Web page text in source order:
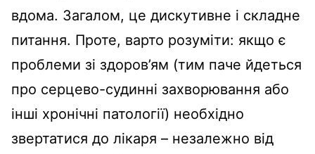
вдома. Загалом, це дискутивне і складне
питання. Проте, варто розуміти: якщо є
проблеми зі здоров’ям (тим паче йдеться
про серцево-судинні захворювання або
інші хронічні патології) необхідно
звертатися до лікаря – незалежно від